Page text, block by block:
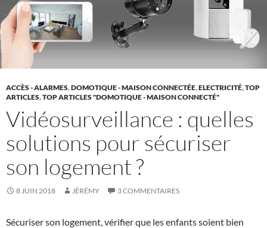
ACCÈS - ALARMES,DOMOTIQUE - MAISON CONNECTÉE,ELECTRICITÉ,TOP
ARTICLES,TOP ARTICLES "DOMOTIQUE - MAISON CONNECTÉ"
Vidéosurveillance : quelles
solutions pour sécuriser
son logement ?
8 JUIN 2018 JÉRÉMY 3 COMMENTAIRES
Sécuriser son logement, vérifier que les enfants soient bien